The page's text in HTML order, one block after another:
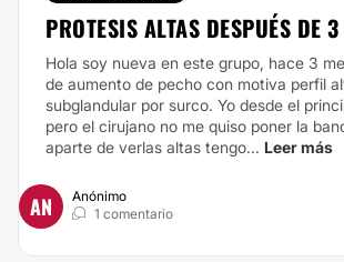
PROTESIS ALTAS DESPUÉS DE
Hola soy nueva en este grupo, hace 3
de aumento de pecho con motiva perfil
subglandular por surco. Yo desde el
pero el cirujano no me quiso poner la
aparte de verlas altas tengo... Leer más
AN
Anónimo
1 comentario